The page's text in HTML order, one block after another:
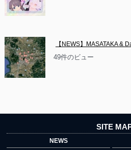
【NEWS】MASATAKA &
49件のビュー
SITE
NEWS